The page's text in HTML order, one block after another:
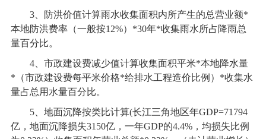
3、防洪价值计算雨水收集面积内所产生的总营业额*
本地防洪费率（一般按12%）*30年*收集雨水所占降雨总
量百分比。
4、市政建设费减少值计算收集面积平米*本地降水量
*（市政建设费每平米价格*给排水工程造价比例）*收集水
量占总用水量百分比。
5、地面沉降按类比计算(长江三角地区年GDP=71794
亿，地面沉降损失3150亿，一年GDP的4.4%，均损失比例